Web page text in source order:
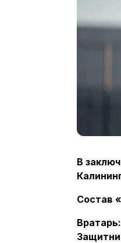
В
Состав
Вратарь: